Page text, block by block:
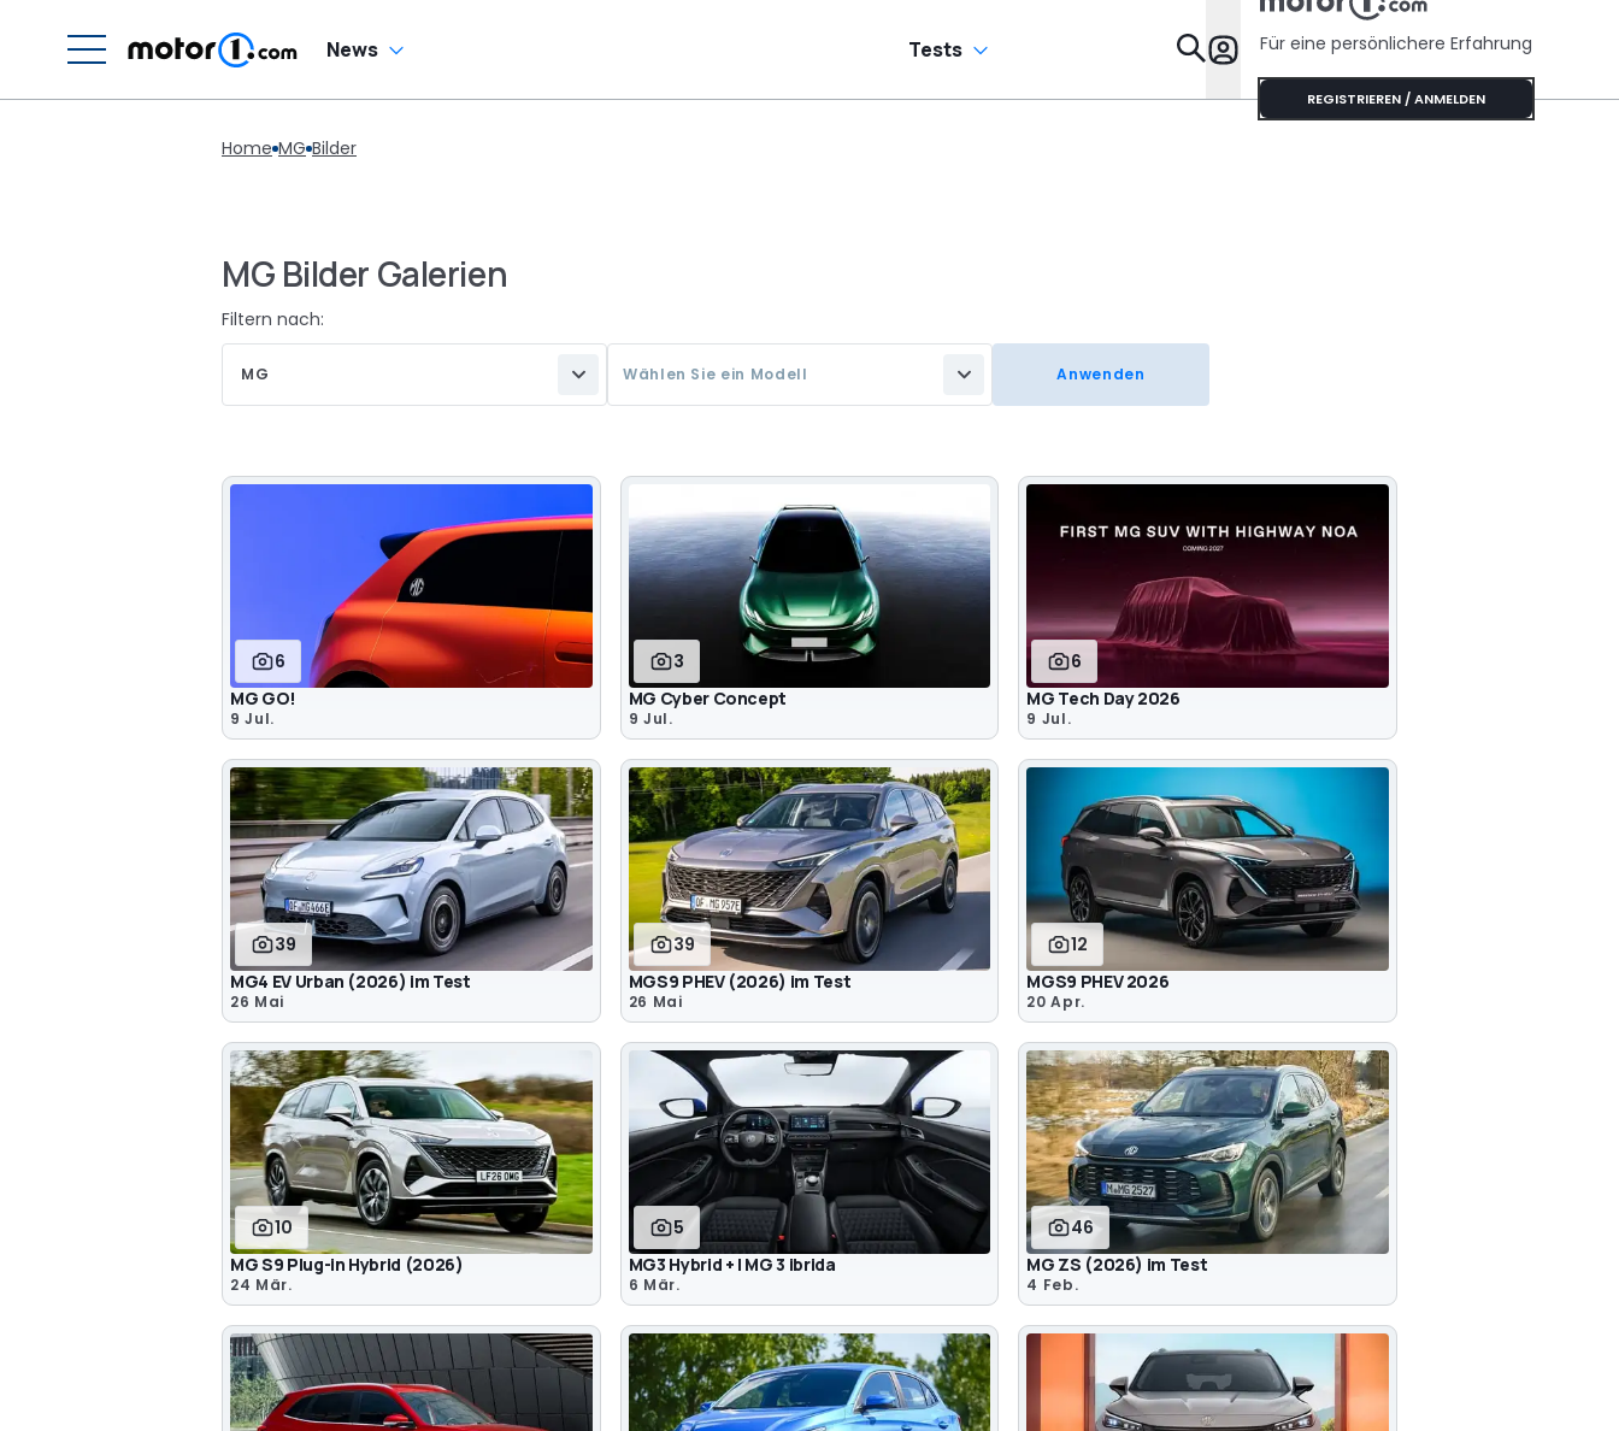
News Tests Specials
Für eine persönlichere Erfahrung
REGISTRIEREN / ANMELDEN
Home MG Bilder
MG Bilder Galerien
Filtern nach:
MG Wählen Sie ein Modell
6
MG GO!
9 Jul.
3
MG Cyber Concept
9 Jul.
6
MG Tech Day 2026
9 Jul.
39
MG4 EV Urban (2026) im Test
26 Mai
39
MGS9 PHEV (2026) im Test
26 Mai
12
MGS9 PHEV 2026
20 Apr.
10
MG S9 Plug-in Hybrid (2026)
24 Mär.
5
MG3 Hybrid + | MG 3 ibrida
6 Mär.
46
MG ZS (2026) im Test
4 Feb.